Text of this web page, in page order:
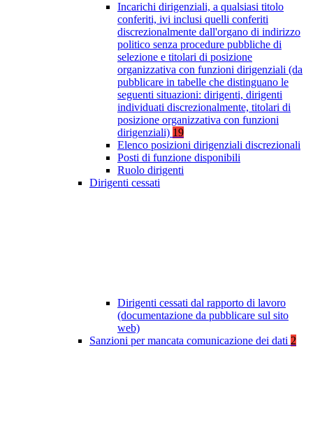
Incarichi dirigenziali, a qualsiasi titolo
conferiti, ivi inclusi quelli conferiti
discrezionalmente dall'organo di indirizzo
politico senza procedure pubbliche di
selezione e titolari di posizione
organizzativa con funzioni dirigenziali (da
pubblicare in tabelle che distinguano le
seguenti situazioni: dirigenti, dirigenti
individuati discrezionalmente, titolari di
posizione organizzativa con funzioni
dirigenziali) 19
Elenco posizioni dirigenziali discrezionali
Posti di funzione disponibili
Ruolo dirigenti
Dirigenti cessati
Dirigenti cessati dal rapporto di lavoro
(documentazione da pubblicare sul sito
web)
Sanzioni per mancata comunicazione dei dati 2